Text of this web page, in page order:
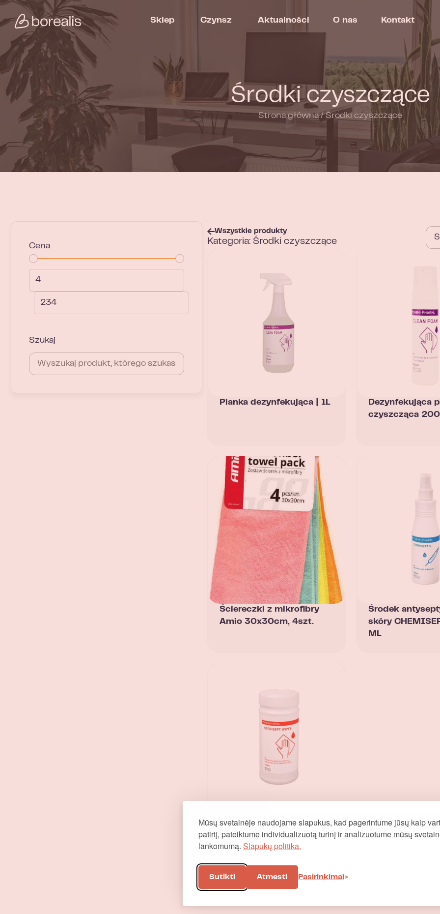
Mūsų svetainėje naudojame slapukus, kad pagerintume jūsų kaip
patirtį, pateiktume individualizuotą turinį ir analizuotume mūsų
lankomumą. Slapukų politika.
Sutikti Atmesti Pasirinkimai
Sklep Czynsz Aktualności O nas Kontakt
Środki czyszczące
Strona główna/Środki czyszczące
Cena
Szukaj
Wszystkie produkty
Kategoria: Środki czyszczące
Pianka dezynfekująca | 1L
Dezynfekująca
czyszcząca
Ściereczki z mikrofibry
Amio 30x30cm, 4szt.
Środek
skóry
ML
120szt.